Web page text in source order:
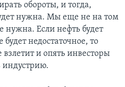
обороты, и тогда,
нужна. Мы еще не на том
нужна. Если нефть будет
недостаточное, то
взлетит и опять инвесторы
индустрию.